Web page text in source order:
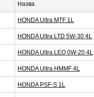
Назва
HONDA Ultra MTF 1L
HONDA Ultra LTD 5W-30 4L
HONDA Ultra LEO 0W-20 4L
HONDA Ultra HMMF 4L
HONDA PSF-S 1L